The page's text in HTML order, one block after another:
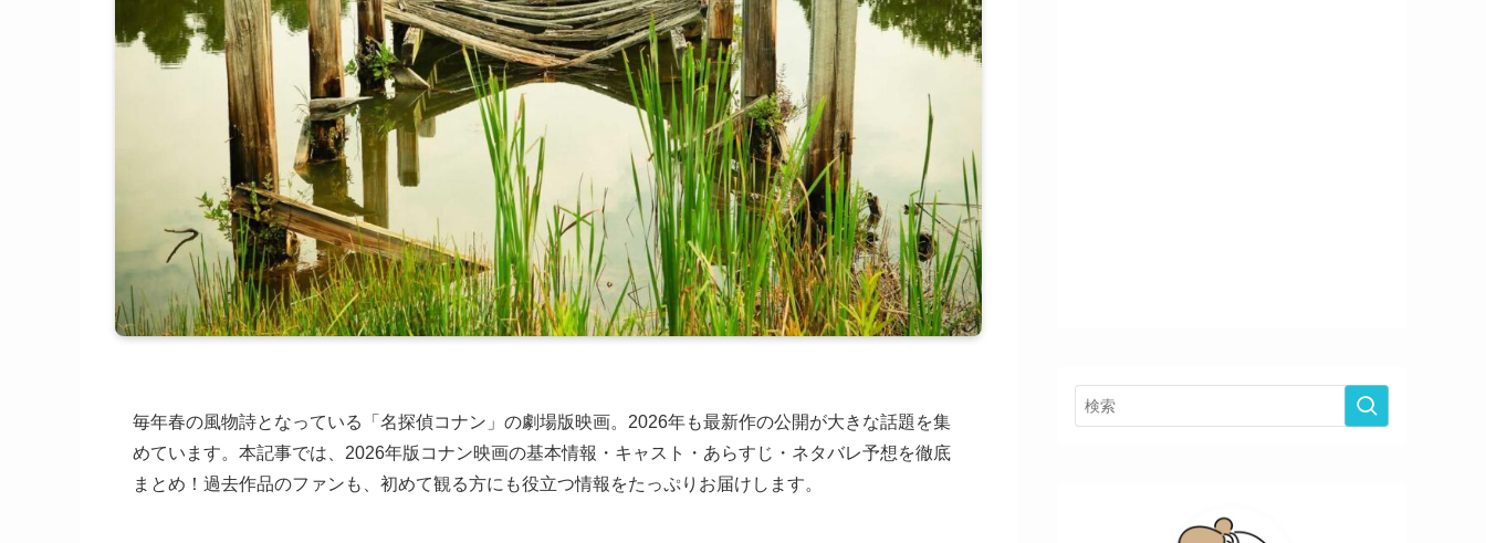
毎年春の風物詩となっている「名探偵コナン」の劇場版映画。2026年も最新作の公開が大きな話題を集
めています。本記事では、2026年版コナン映画の基本情報・キャスト・あらすじ・ネタバレ予想を徹底
まとめ！過去作品のファンも、初めて観る方にも役立つ情報をたっぷりお届けします。